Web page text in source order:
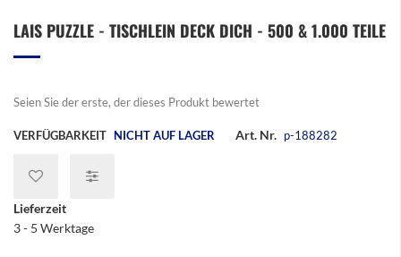
Anfang
LAIS PUZZLE - TISCHLEIN DECK DICH - 500 & 1.000 TEILE
Seien Sie der erste, der dieses Produkt bewertet
VERFÜGBARKEIT NICHT AUF LAGER Art. Nr. p-188282
Lieferzeit
3 - 5 Werktage